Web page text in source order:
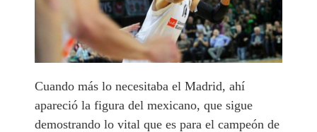
Cuando más lo necesitaba el Madrid, ahí
apareció la figura del mexicano, que sigue
demostrando lo vital que es para el campeón de